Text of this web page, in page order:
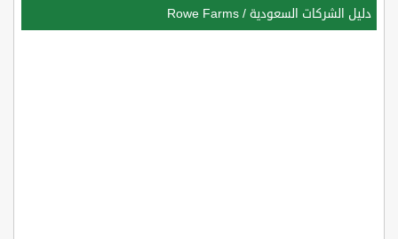
دليل الشركات السعودية /
Rowe Farms